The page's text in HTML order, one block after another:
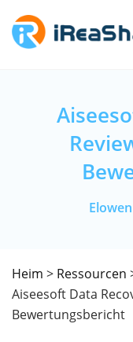
Heim > Ressourcen
Aiseesoft Data
Bewertungsbericht